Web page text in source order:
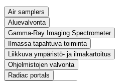
Air samplers
Aluevalvonta
Gamma-Ray Imaging Spectrometer
Ilmassa tapahtuva toiminta
Liikkuva ympäristö- ja ilmakartoitus
Ohjelmistojen valvonta
Radiac portals